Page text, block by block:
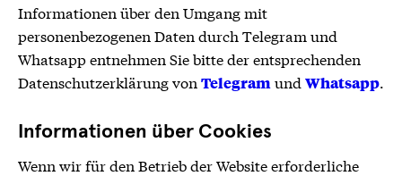
Informationen über den Umgang mit
personenbezogenen Daten durch Telegram und
Whatsapp entnehmen Sie bitte der entsprechenden
Datenschutzerklärung von Telegramund Whatsapp.
Informationen über Cookies
Wenn wir für den Betrieb der Website erforderliche